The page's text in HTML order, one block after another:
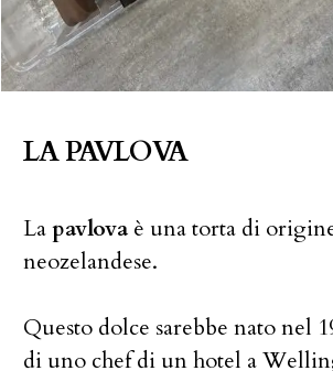
LA PAVLOVA
Lapavlova è una torta di
neozelandese.
Questo dolce sarebbe nato nel
di uno chef di un hotel a